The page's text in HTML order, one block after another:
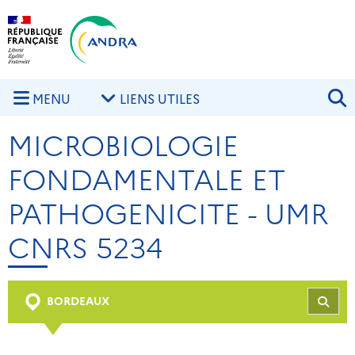
Aller au contenu principal
MENU LIENS UTILES
MICROBIOLOGIE
FONDAMENTALE ET
PATHOGENICITE - UMR
CNRS 5234
BORDEAUX